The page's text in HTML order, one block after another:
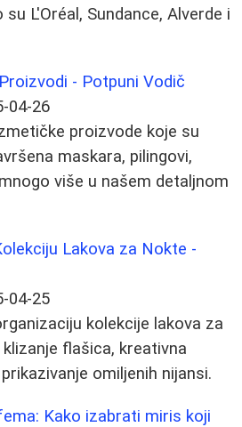
L'Oréal, Sundance, Alverde i
- Potpuni Vodič
04-26
proizvode koje su
maskara, pilingovi,
više u našem detaljnom
Lakova za Nokte -
04-25
kolekcije lakova za
flašica, kreativna
omiljenih nijansi.
Kako izabrati miris koji